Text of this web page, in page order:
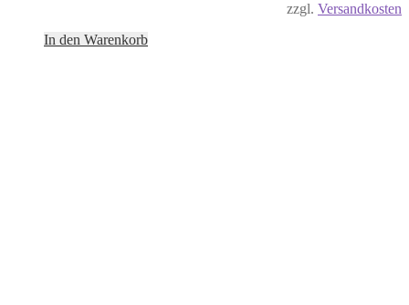
zzgl. Versandkosten
In den Warenkorb